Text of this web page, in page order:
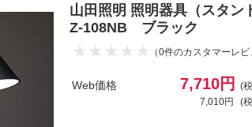
山田照明 照明器具（スタン
Z-108NB ブラック
（0件のカスタマーレビ
Web価格 7,710円
(
7,010円
(